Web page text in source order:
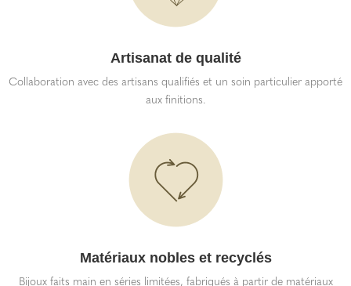
Artisanat de qualité
Collaboration avec des artisans qualifiés et un soin particulier apporté
aux finitions.
Matériaux nobles et recyclés
Bijoux faits main en séries limitées, fabriqués à partir de matériaux